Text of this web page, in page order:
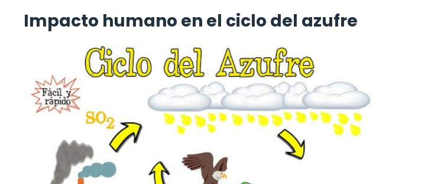
Impacto humano en el ciclo del azufre